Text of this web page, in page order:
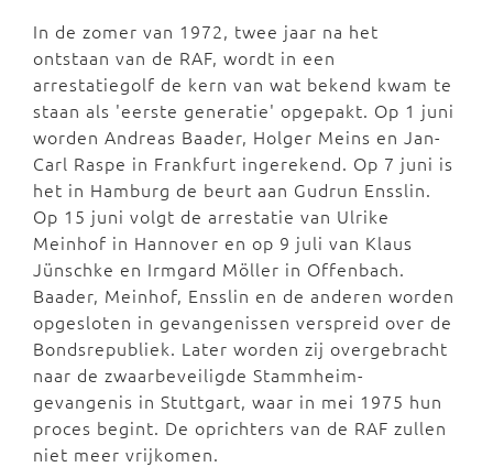
In de zomer van 1972, twee jaar na het
ontstaan van de RAF, wordt in een
arrestatiegolf de kern van wat bekend kwam te
staan als 'eerste generatie' opgepakt. Op 1 juni
worden Andreas Baader, Holger Meins en Jan-
Carl Raspe in Frankfurt ingerekend. Op 7 juni is
het in Hamburg de beurt aan Gudrun Ensslin.
Op 15 juni volgt de arrestatie van Ulrike
Meinhof in Hannover en op 9 juli van Klaus
Jünschke en Irmgard Möller in Offenbach.
Baader, Meinhof, Ensslin en de anderen worden
opgesloten in gevangenissen verspreid over de
Bondsrepubliek. Later worden zij overgebracht
naar de zwaarbeveiligde Stammheim-
gevangenis in Stuttgart, waar in mei 1975 hun
proces begint. De oprichters van de RAF zullen
niet meer vrijkomen.